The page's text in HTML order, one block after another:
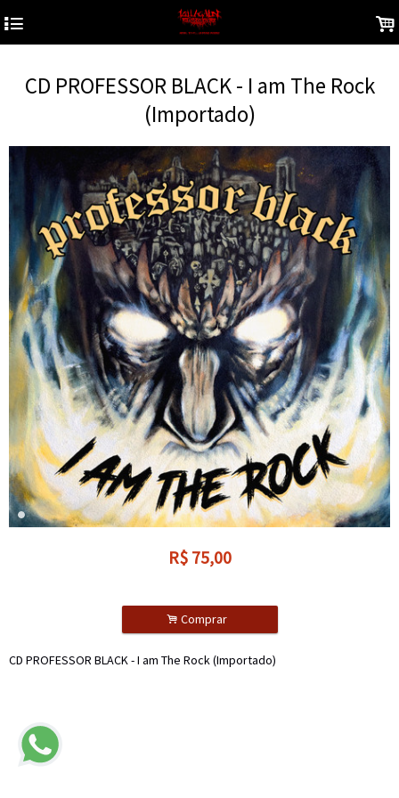
4 .
CD PROFESSOR BLACK - I am The Rock
(Importado)
R$ 75,00
. Comprar
CD PROFESSOR BLACK - I am The Rock (Importado)